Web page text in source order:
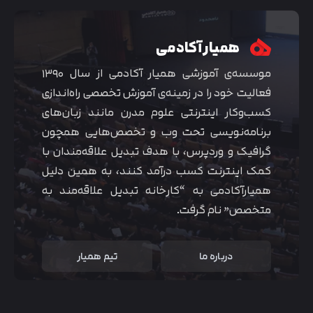
همیار آکادمی
موسسه‌ی آموزشی همیار آکادمی از سال ۱۳۹۰
فعالیت خود را در زمینه‌ی آموزش تخصصی راه‌اندازی
کسب‌و‌کار اینترنتی علوم مدرن مانند زبان‌های
برنامه‌نویسی تحت وب و تخصص‌هایی همچون
گرافیک و وردپرس، با هدف تبدیل علاقه‌مندان با
کمک اینترنت کسب درآمد کنند، به همین دلیل
همیارآکادمی به “کارخانه تبدیل علاقه‌مند به
متخصص” نام گرفت.
درباره ما تیم همیار
متوجه شدم